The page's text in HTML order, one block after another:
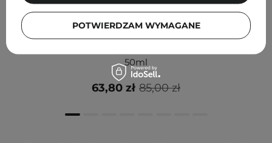
HEVEBLUE - Black Yuja Bean Water Sun Essence SPF
50ml
85,00 zł
63,80 zł
POTWIERDZAM WYMAGANE